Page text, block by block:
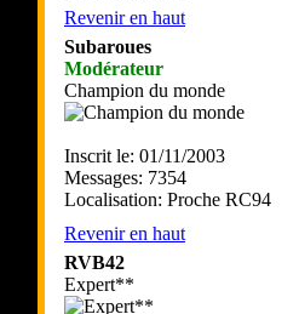
Revenir en haut
Subaroues
Modérateur
Champion du monde
Inscrit le: 01/11/2003
Messages: 7354
Localisation: Proche RC94
Revenir en haut
RVB42
Expert**